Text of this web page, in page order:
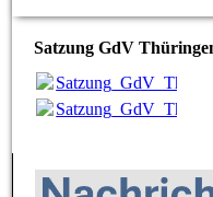
Satzung GdV